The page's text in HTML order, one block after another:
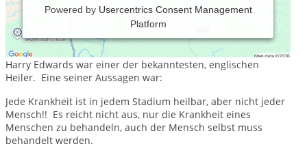
Powered by Usercentrics Consent Management
Platform
Praxis für Kinesiologie, Energiearbeit und therapeutische
Malerei
Harry Edwards war einer der bekanntesten, englischen
Heiler. Eine seiner Aussagen war:
Jede Krankheit ist in jedem Stadium heilbar, aber nicht jeder
Mensch!! Es reicht nicht aus, nur die Krankheit eines
Menschen zu behandeln, auch der Mensch selbst muss
behandelt werden.